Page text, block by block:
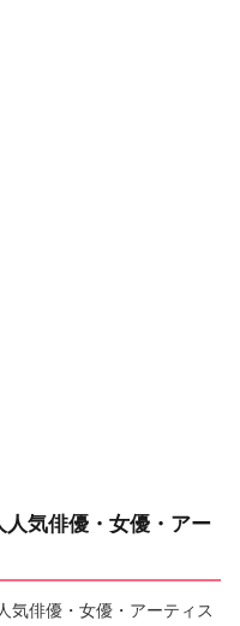
気俳優・女優・アー
気俳優・女優・アーティス